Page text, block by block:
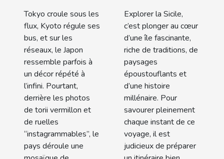
vrai visage
des
destinations
japonaises
Tokyo croule sous les
flux, Kyoto régule ses
bus, et sur les
réseaux, le Japon
ressemble parfois à
un décor répété à
l’infini. Pourtant,
derrière les photos
de torii vermillon et
de ruelles
“instagrammables”, le
pays déroule une
découvrir la
Sicile ?
Explorer la Sicile,
c’est plonger au cœur
d’une île fascinante,
riche de traditions, de
paysages
époustouflants et
d’une histoire
millénaire. Pour
savourer pleinement
chaque instant de ce
voyage, il est
judicieux de préparer